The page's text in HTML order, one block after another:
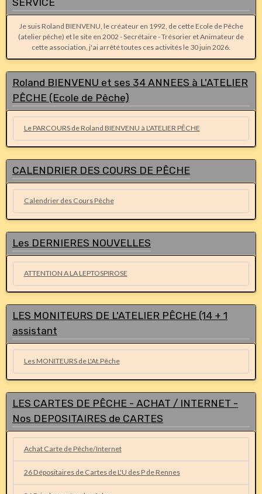
Je suis Roland BIENVENU, le créateur en 1992, de cette Ecole de Pêche
(atelier pêche) et le site en 2002 - Secrétaire - Trésorier et Animateur de
cette association, j'ai arrêté toutes ces activités le 30 juin 2026.
Roland BIENVENU et ses 34 ANNEES à L'ATELIER
PÊCHE (Ecole de Pêche)
Le PARCOURS de Roland BIENVENU à L'ATELIER PÊCHE
CALENDRIER DES COURS DE PÊCHE
Calendrier des Cours Pêche
Les DERNIERES NOUVELLES
ATTENTION A LA LEPTOSPIROSE
LES MONITEURS DE L'ATELIER PÊCHE (14 + 1
assistant
Les MONITEURS de L'At.Pêche
LES CARTES DE PÊCHE - ACHAT / INTERNET -
Nos DEPOSITAIRES de CARTES
Achat Carte de Pêche/Internet
26 Dépositaires de Cartes de L'U des P de Rennes